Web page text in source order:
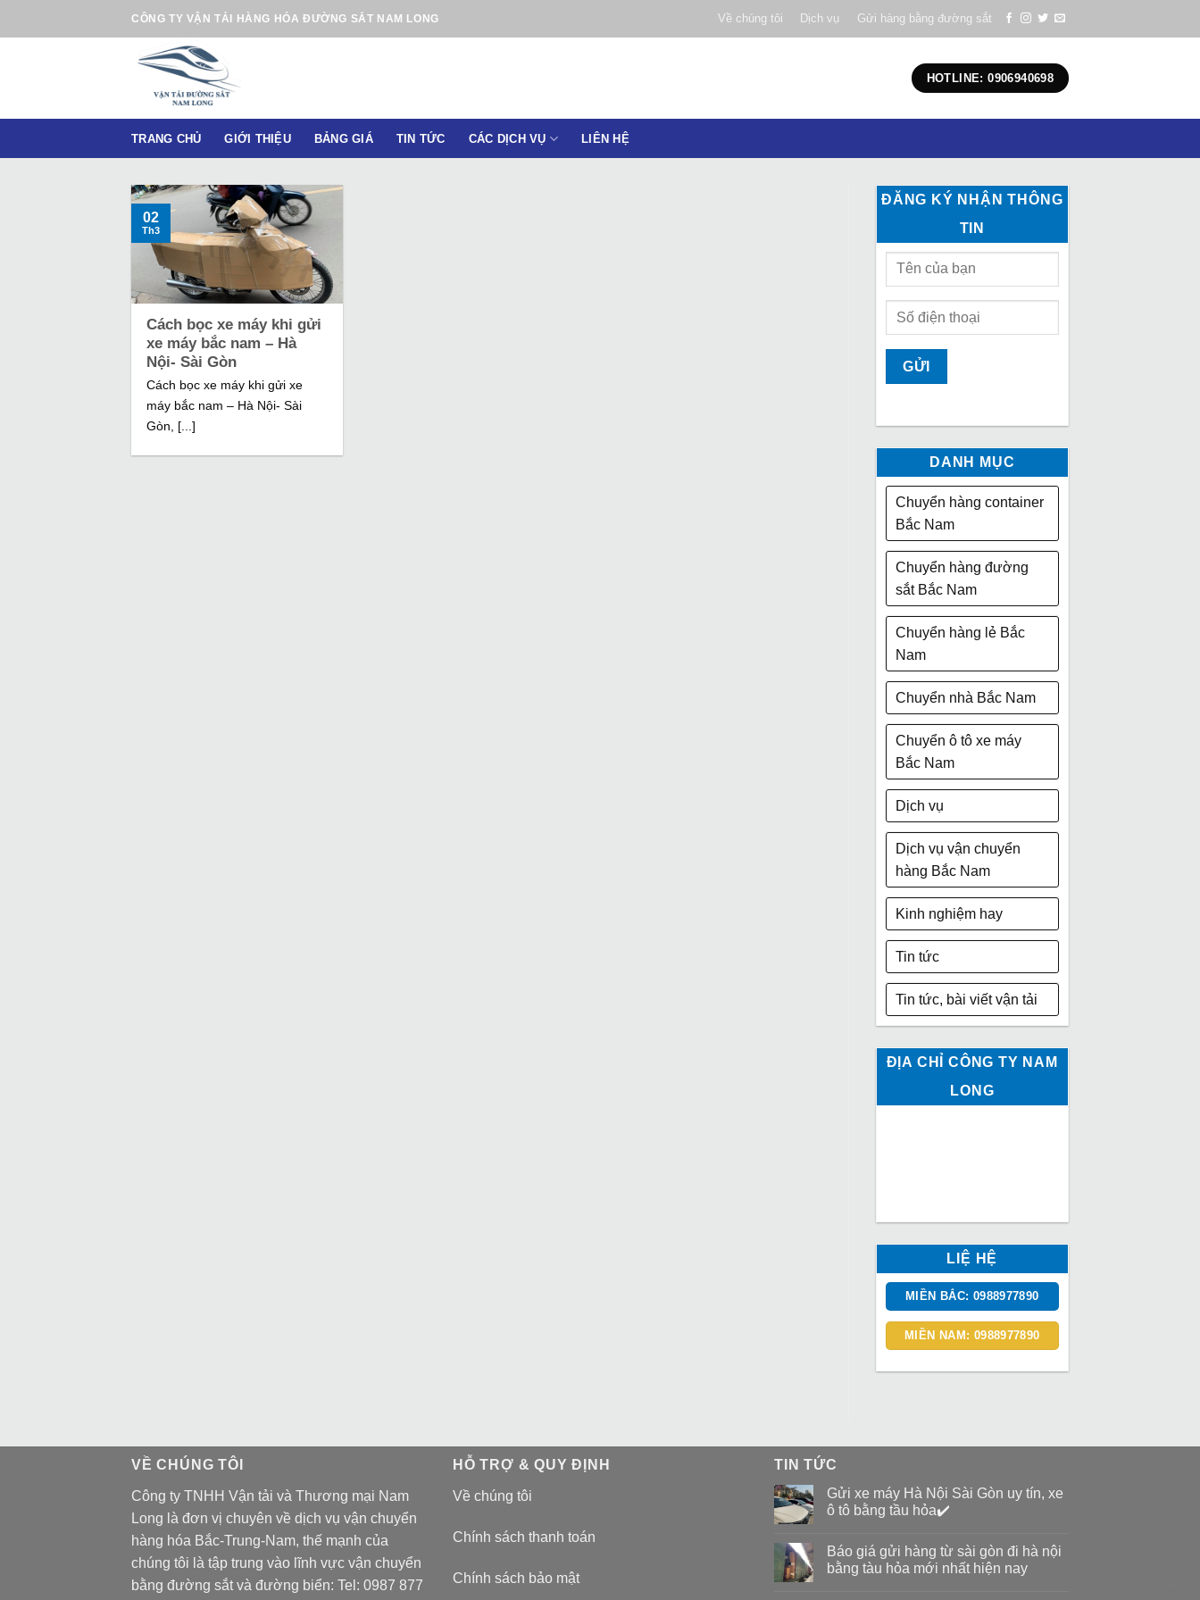
n
CÔNG TY VẬN TẢI HÀNG HÓA ĐƯỜNG SẮT NAM LONG Về chúng tôi Dịch vụ Gửi hàng bằng đường sắt
HOTLINE: 0906940698
TRANG CHỦ GIỚI THIỆU BẢNG GIÁ TIN TỨC CÁC DỊCH VỤ LIÊN HỆ
Cách bọc xe máy khi gửi
xe máy bắc nam – Hà
Nội- Sài Gòn
Cách bọc xe máy khi gửi xe
máy bắc nam – Hà Nội- Sài
Gòn, [...]
02
Th3
ĐĂNG KÝ NHẬN THÔNG
TIN
DANH MỤC
Chuyển hàng container
Bắc Nam
Chuyển hàng đường
sắt Bắc Nam
Chuyển hàng lẻ Bắc
Nam
Chuyển nhà Bắc Nam
Chuyển ô tô xe máy
Bắc Nam
Dịch vụ
Dịch vụ vận chuyển
hàng Bắc Nam
Kinh nghiệm hay
Tin tức
Tin tức, bài viết vận tải
ĐỊA CHỈ CÔNG TY NAM
LONG
LIỆ HỆ
MIỀN BẮC: 0988977890
MIỀN NAM: 0988977890
VỀ CHÚNG TÔI
Công ty TNHH Vận tải và Thương mại Nam
Long là đơn vị chuyên về dịch vụ vận chuyển
hàng hóa Bắc-Trung-Nam, thế mạnh của
chúng tôi là tập trung vào lĩnh vực vận chuyển
bằng đường sắt và đường biển: Tel: 0987 877
HỖ TRỢ & QUY ĐỊNH
Về chúng tôi
Chính sách thanh toán
Chính sách bảo mật
TIN TỨC
Gửi xe máy Hà Nội Sài Gòn uy tín, xe
ô tô bằng tầu hỏa✔️
Báo giá gửi hàng từ sài gòn đi hà nội
bằng tàu hỏa mới nhất hiện nay